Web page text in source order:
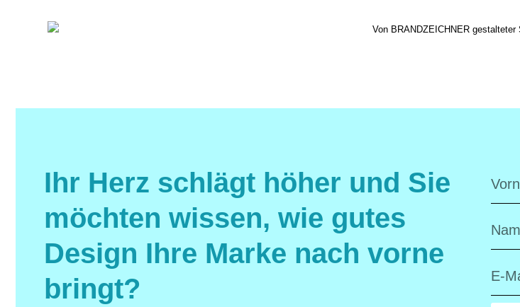
Ihr Herz schlägt höher und Sie
möchten wissen, wie gutes
Design Ihre Marke nach vorne
bringt?